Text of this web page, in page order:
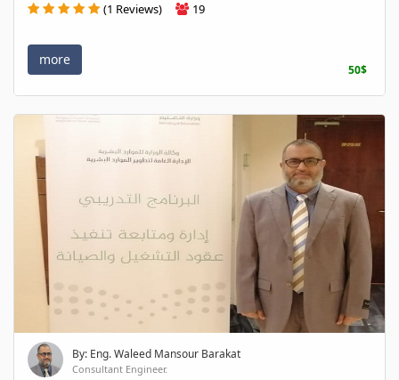
(1 Reviews) 19
more
50$
By: Eng. Waleed Mansour Barakat
Consultant Engineer.